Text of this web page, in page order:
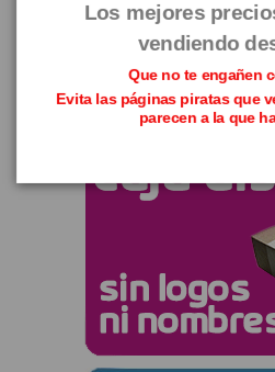
Los mejores
vendiendo
Que no te engañen
Evita las páginas piratas que
parecen a la que